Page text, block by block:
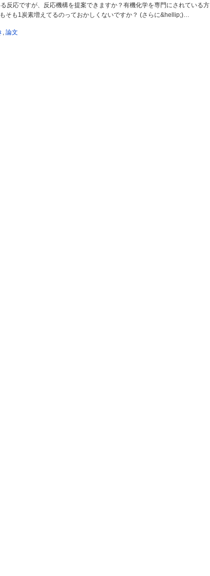
反応ですが、反応機構を提案できますか？有機化学を専門にされている方
そも1炭素増えてるのっておかしくないですか？ (さらに&hellip;)…
, 論文